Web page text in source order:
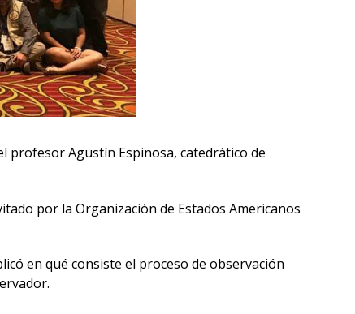
profesor Agustín Espinosa, catedrático de
por la Organización de Estados Americanos
en qué consiste el proceso de observación